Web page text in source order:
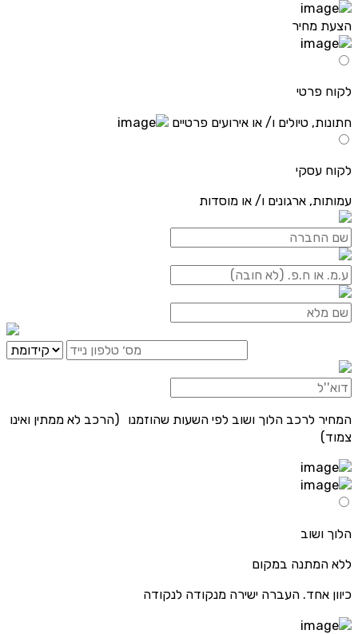
הצעת מחיר
לקוח פרטי
חתונות, טיולים ו/ או אירועים פרטיים
לקוח עסקי
עמותות, ארגונים ו/ או מוסדות
המחיר לרכב הלוך ושוב לפי השעות שהוזמנו (הרכב לא ממתין ואינו
צמוד)
הלוך ושוב
ללא המתנה במקום
כיוון אחד. העברה ישירה מנקודה לנקודה